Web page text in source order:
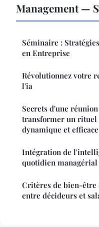
Management —
Séminaire :
en Entreprise
Révolutionnez votre
l'ia
Secrets d'une
transformer un rituel
dynamique et efficace
Intégration de
quotidien managérial
Critères de bien-être
entre décideurs et